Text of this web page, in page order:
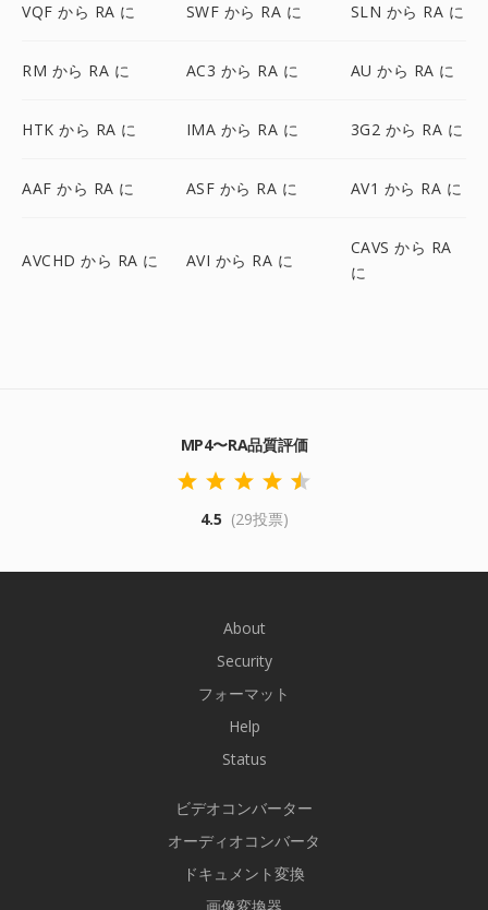
VQF から RA に SWF から RA に SLN から RA に
RM から RA に AC3 から RA に AU から RA に
HTK から RA に IMA から RA に 3G2 から RA に
AAF から RA に ASF から RA に AV1 から RA に
AVCHD から RA に AVI から RA に
CAVS から RA
に
MP4〜RA品質評価
4.5 (29投票)
About
Security
フォーマット
Help
Status
ビデオコンバーター
オーディオコンバータ
ドキュメント変換